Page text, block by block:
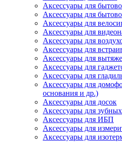
Аксессуары для
Аксессуары для
Аксессуары для
Аксессуары для
Аксессуары для
Аксессуары для
Аксессуары для
Аксессуары для
Аксессуары для
Аксессуары для
основания и др.)
Аксессуары для досок
Аксессуары для
Аксессуары для ИБП
Аксессуары для
Аксессуары для